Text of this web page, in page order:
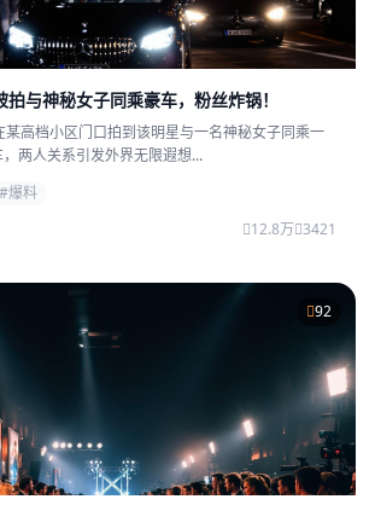
与神秘女子同乘豪车，粉丝炸锅！
某高档小区门口拍到该明星与一名神秘女子同乘一
两人关系引发外界无限遐想...
#爆料
12.8万 3421
92